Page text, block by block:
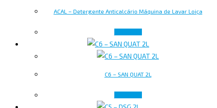
ACAL – Detergente Anticalcário Máquina de Lavar Loiça
C6 – SAN QUAT 2L